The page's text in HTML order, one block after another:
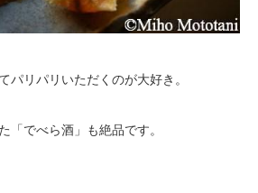
パリパリいただくのが大好き。
「でべら酒」も絶品です。